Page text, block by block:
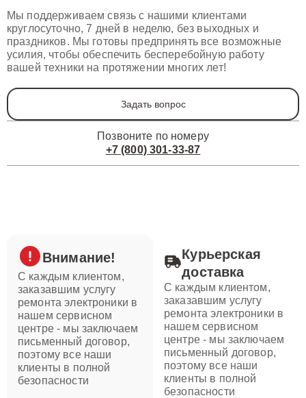
Мы поддерживаем связь с нашими клиентами
круглосуточно, 7 дней в неделю, без выходных и
праздников. Мы готовы предпринять все возможные
усилия, чтобы обеспечить бесперебойную работу
вашей техники на протяжении многих лет!
Задать вопрос
Позвоните по номеру
+7 (800) 301-33-87
Внимание!
С каждым клиентом,
заказавшим услугу
ремонта электроники в
нашем сервисном
центре - мы заключаем
письменный договор,
поэтому все наши
клиенты в полной
безопасности
Курьерская
доставка
С каждым клиентом,
заказавшим услугу
ремонта электроники в
нашем сервисном
центре - мы заключаем
письменный договор,
поэтому все наши
клиенты в полной
безопасности